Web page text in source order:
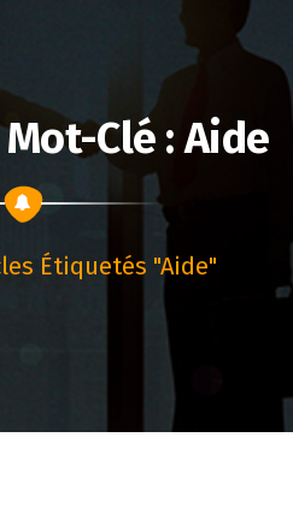
Clé : Aide
Étiquetés "aide"